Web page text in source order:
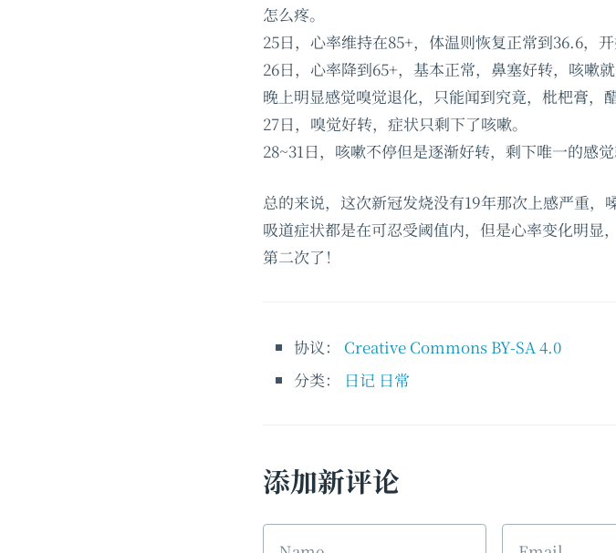
怎么疼。
25日，心率维持在85+，体温则恢复正常到36.6，
26日，心率降到65+，基本正常，鼻塞好转，咳嗽
晚上明显感觉嗅觉退化，只能闻到究竟，枇杷膏，
27日，嗅觉好转，症状只剩下了咳嗽。
28~31日，咳嗽不停但是逐渐好转，剩下唯一的感觉
总的来说，这次新冠发烧没有19年那次上感严重
吸道症状都是在可忍受阈值内，但是心率变化明
第二次了！
协议： Creative Commons BY-SA 4.0
分类：
日记 日常
添加新评论